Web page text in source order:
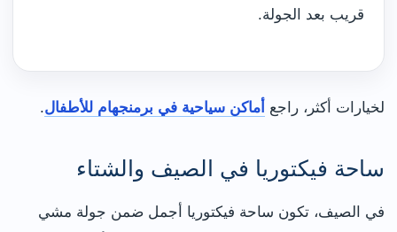
قريب بعد الجولة.
لخيارات أكثر، راجع أماكن سياحية في برمنجهام للأطفال.
ساحة فيكتوريا في الصيف والشتاء
في الصيف، تكون ساحة فيكتوريا أجمل ضمن جولة مشي